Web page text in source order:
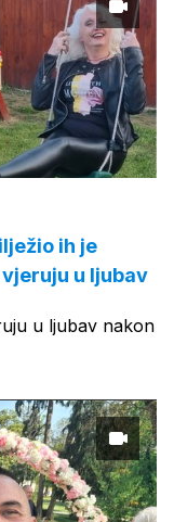
ih je
u ljubav
u ljubav nakon